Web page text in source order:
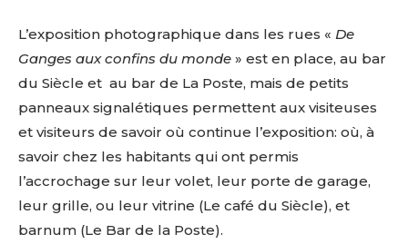
L’exposition photographique dans les rues « De
Ganges aux confins du monde » est en place, au bar
du Siècle et au bar de La Poste, mais de petits
panneaux signalétiques permettent aux visiteuses
et visiteurs de savoir où continue l’exposition: où, à
savoir chez les habitants qui ont permis
l’accrochage sur leur volet, leur porte de garage,
leur grille, ou leur vitrine (Le café du Siècle), et
barnum (Le Bar de la Poste).